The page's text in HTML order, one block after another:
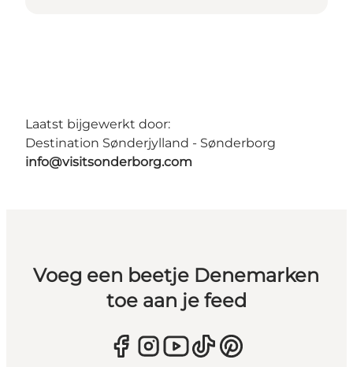
Laatst bijgewerkt door:
Destination Sønderjylland - Sønderborg
info@visitsonderborg.com
Voeg een beetje Denemarken
toe aan je feed